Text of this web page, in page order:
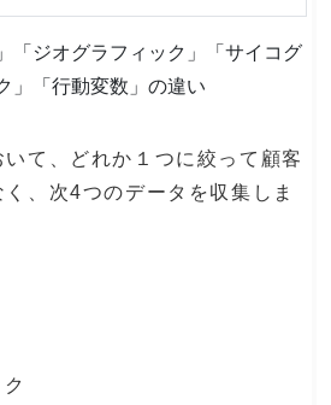
「ジオグラフィック」「サイコグ
」「行動変数」の違い
て、どれか１つに絞って顧客
、次4つのデータを収集しま